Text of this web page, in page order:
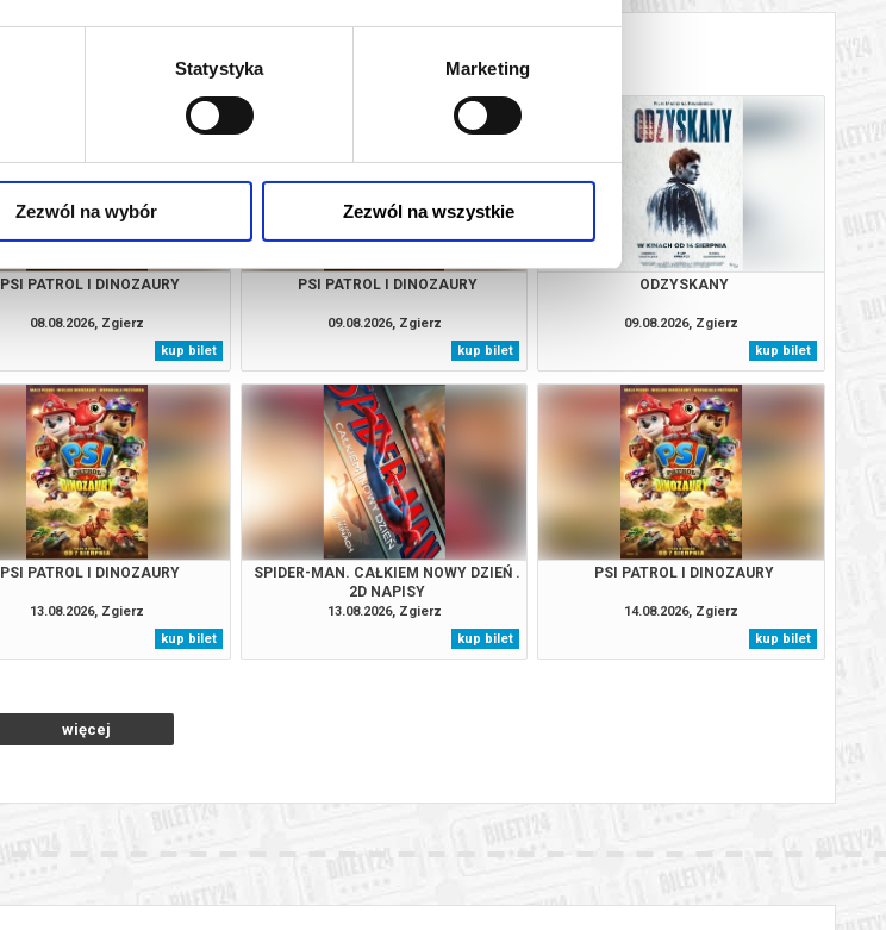
Statystyka Marketing
Zezwól na wybór Zezwól na wszystkie
PSI PATROL I DINOZAURY
08.08.2026, Zgierz
kup bilet
PSI PATROL I DINOZAURY
09.08.2026, Zgierz
kup bilet
ODZYSKANY
09.08.2026, Zgierz
kup bilet
PSI PATROL I DINOZAURY
13.08.2026, Zgierz
kup bilet
SPIDER-MAN. CAŁKIEM NOWY DZIEŃ .
2D NAPISY
13.08.2026, Zgierz
kup bilet
PSI PATROL I DINOZAURY
14.08.2026, Zgierz
kup bilet
więcej